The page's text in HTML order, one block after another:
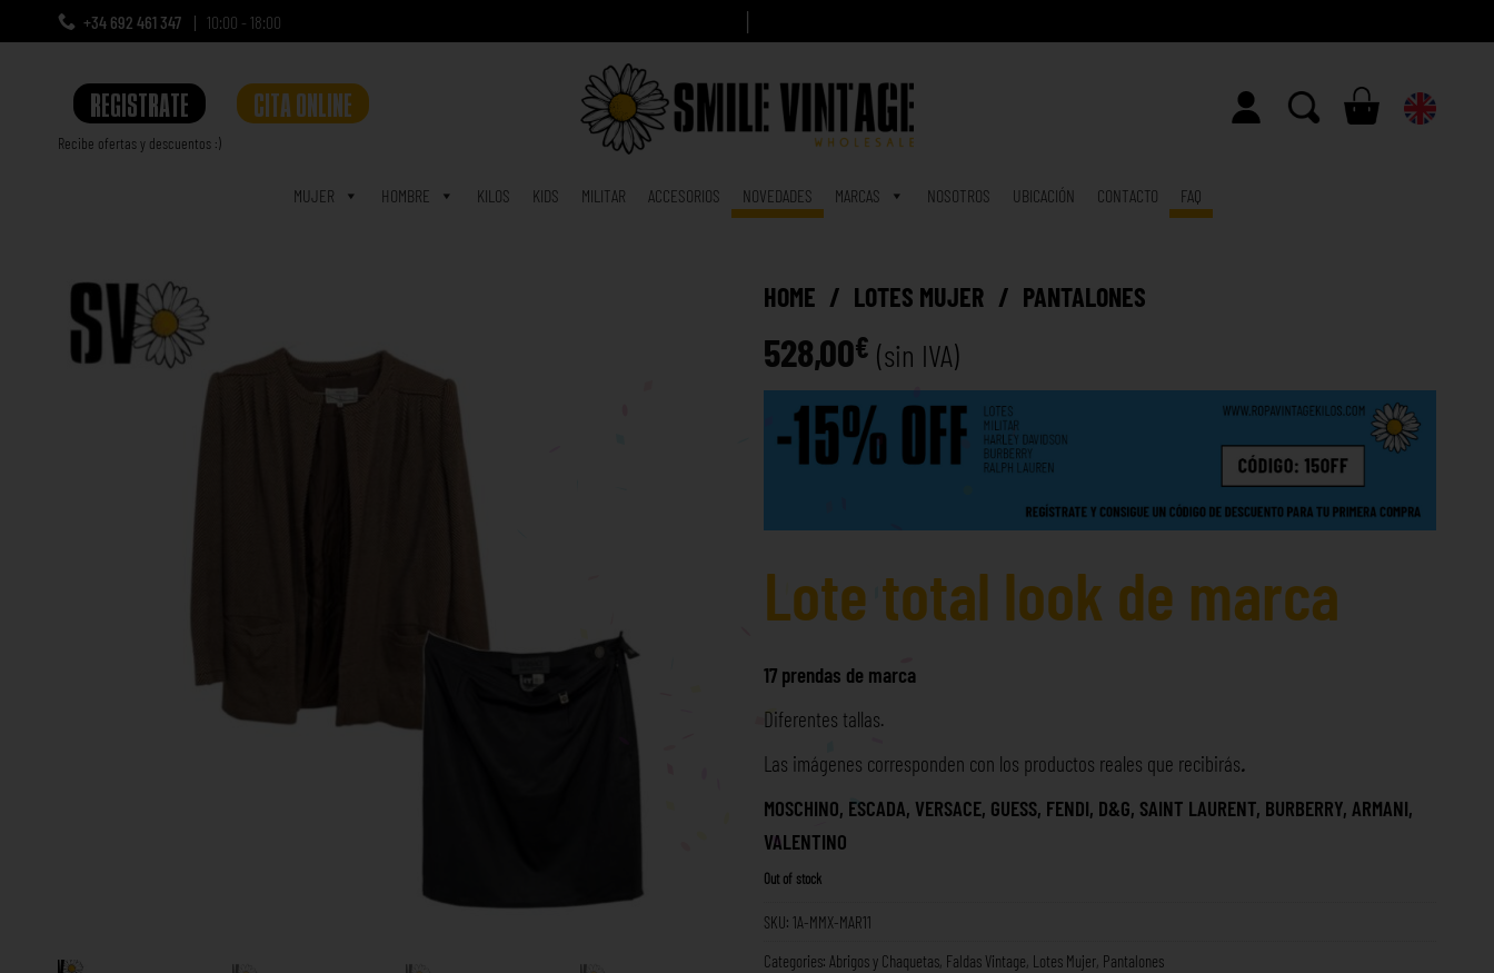
+34 692 461 347 10:00 - 18:00 r
REGISTRATE
Recibe ofertas y descuentos :)
CITA ONLINE
MUJER HOMBRE KILOS KIDS MILITAR ACCESORIOS NOVEDADES MARCAS NOSOTROS UBICACIÓN CONTACTO FAQ
HOME / LOTES MUJER / PANTALONES
528,00€ (sin IVA)
Lote total look de marca
17 prendas de marca
Diferentes tallas.
Las imágenes corresponden con los productos reales que recibirás.
MOSCHINO, ESCADA, VERSACE, GUESS, FENDI, D&G, SAINT LAURENT, BURBERRY, ARMANI,
VALENTINO
Out of stock
SKU: 1A-MMX-MAR11
Categories: Abrigos y Chaquetas, Faldas Vintage, Lotes Mujer, Pantalones